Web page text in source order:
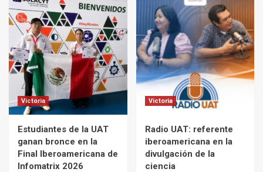
Victoria
Estudiantes de la UAT
ganan bronce en la
Final Iberoamericana de
Infomatrix 2026
Victoria
Radio UAT: referente
iberoamericana en la
divulgación de la
ciencia